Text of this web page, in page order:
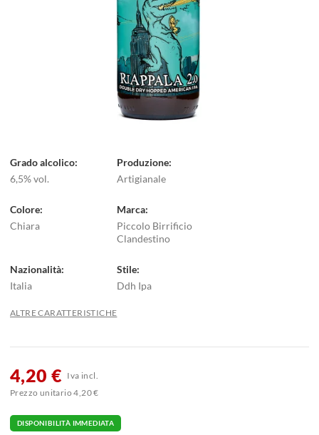
4,20 € Iva incl.
Prezzo unitario 4,20 €
Grado alcolico
6,5% vol.
Produzione
Artigianale
Colore
Chiara
Marca
Piccolo Birrificio
Clandestino
Nazionalità
Italia
Stile
Ddh Ipa
ALTRE CARATTERISTICHE
DISPONIBILITÀ IMMEDIATA